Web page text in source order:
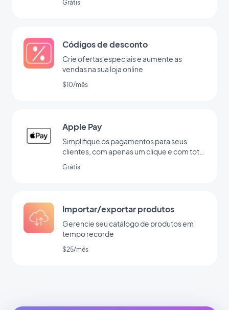
Grátis
Códigos de desconto
Crie ofertas especiais e aumente as
vendas na sua loja online
$10/mês
Apple Pay
Simplifique os pagamentos para seus
clientes, com apenas um clique e com total
Grátis
Importar/exportar produtos
Gerencie seu catálogo de produtos em
tempo recorde
$25/mês